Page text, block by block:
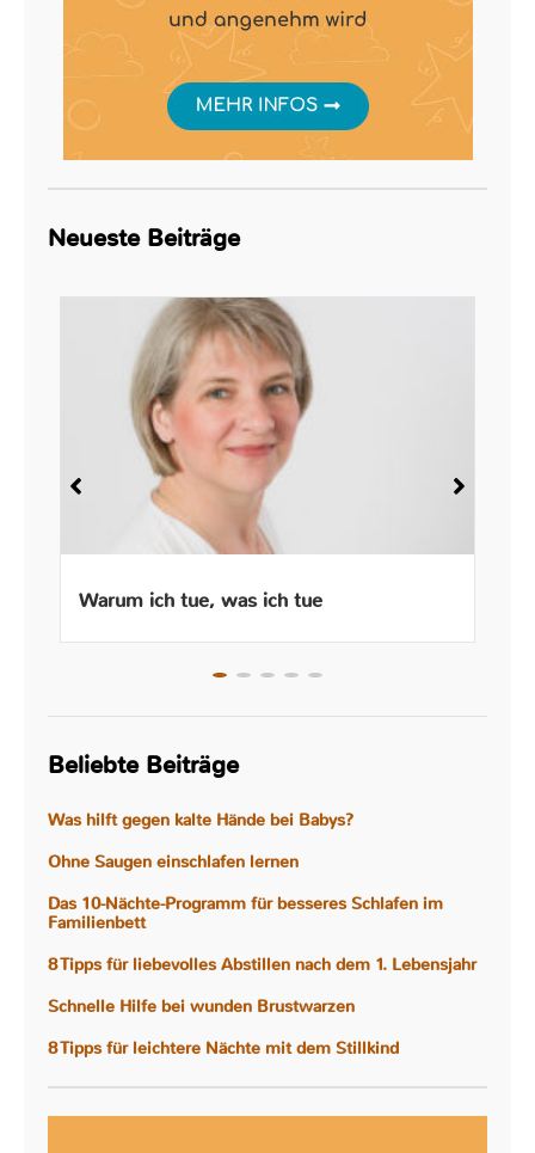
Neueste Beiträge
Warum ich tue, was ich tue
Beliebte Beiträge
Was hilft gegen kalte Hände bei Babys?
Ohne Saugen einschlafen lernen
Das 10-Nächte-Programm für besseres Schlafen im
Familienbett
8 Tipps für liebevolles Abstillen nach dem 1. Lebensjahr
Schnelle Hilfe bei wunden Brustwarzen
8 Tipps für leichtere Nächte mit dem Stillkind